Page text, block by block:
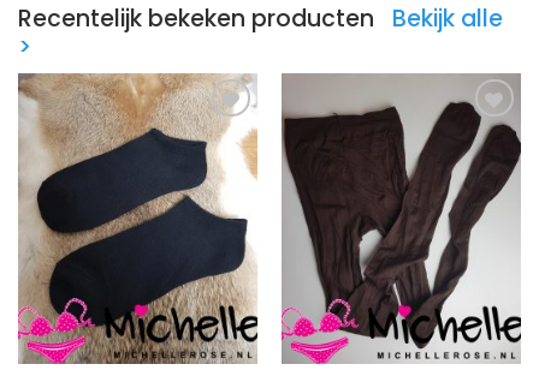
Recentelijk bekeken producten
Bekijk alle
>